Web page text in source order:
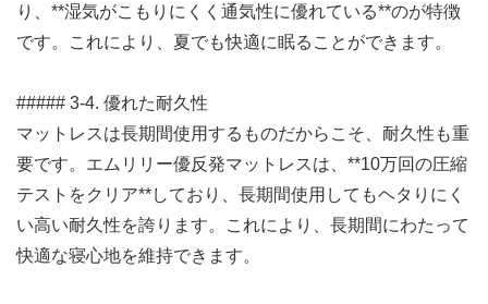
り、**湿気がこもりにくく通気性に優れている**のが特徴
です。これにより、夏でも快適に眠ることができます。
##### 3-4. 優れた耐久性
マットレスは長期間使用するものだからこそ、耐久性も重
要です。エムリリー優反発マットレスは、**10万回の圧縮
テストをクリア**しており、長期間使用してもヘタりにく
い高い耐久性を誇ります。これにより、長期間にわたって
快適な寝心地を維持できます。